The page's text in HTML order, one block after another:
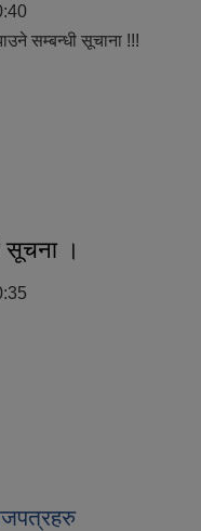
सम्बन्धी सूचाना !!!
सूचना ।